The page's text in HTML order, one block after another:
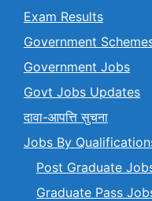
Exam Results
Government
Government Jobs
Govt Jobs Updates
दावा-आपत्ति सुचना
Jobs By
Post Graduate
Graduate Pass